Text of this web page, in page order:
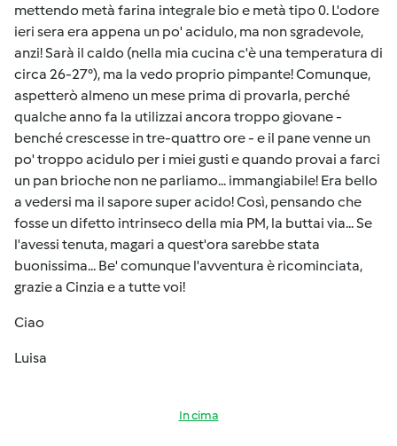
mettendo metà farina integrale bio e metà tipo 0. L'odore
ieri sera era appena un po' acidulo, ma non sgradevole,
anzi! Sarà il caldo (nella mia cucina c'è una temperatura di
circa 26-27°), ma la vedo proprio pimpante! Comunque,
aspetterò almeno un mese prima di provarla, perché
qualche anno fa la utilizzai ancora troppo giovane -
benché crescesse in tre-quattro ore - e il pane venne un
po' troppo acidulo per i miei gusti e quando provai a farci
un pan brioche non ne parliamo... immangiabile! Era bello
a vedersi ma il sapore super acido! Così, pensando che
fosse un difetto intrinseco della mia PM, la buttai via... Se
l'avessi tenuta, magari a quest'ora sarebbe stata
buonissima... Be' comunque l'avventura è ricominciata,
grazie a Cinzia e a tutte voi!
Ciao
Luisa
In cima